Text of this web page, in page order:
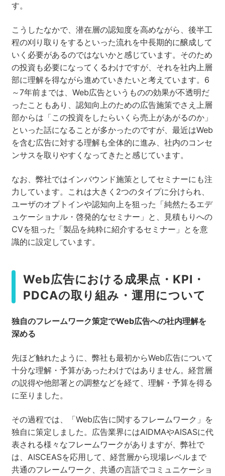
す。
こうしたなかで、潜在層の認知度を高めながら、後半工
程の刈り取りをするといった流れを中長期的に醸成して
いく必要があるのではないかと感じています。そのため
の投資も必要になってくるわけですが、それを社内上層
部に理解を得ながら進めていきたいと考えています。6
～7年前までは、Web広告というものの効果が不透明だ
ったこともあり、認知向上のための広告施策でさえ上層
部からは「この投資をしたらいくら売上があがるのか」
といった話になることが多かったのですが、最近はWeb
を含む広告に対する理解も全体的に進み、社内のコンセ
ンサスを取りやすくなってきたと感じています。
なお、弊社ではインバウンド施策としてセミナーにも注
力しています。これは大きく2つのタイプに分けられ、
ユーザのオプトインや認知向上を狙った「純然たるエデ
ュケーショナル・啓発的なセミナー」と、見積もりへの
CVを狙った「製品を純粋に紹介するセミナー」とを意
識的に設定しています。
Web広告における成果点・KPI・
PDCAの取り組み・運用について
独自のフレームワーク策定でWeb広告への社内理解を
深める
先ほど触れたように、弊社も最初からWeb広告について
十分な理解・予算があったわけではありません。経営層
の説得や他部署との調整などを経て、理解・予算を得る
に至りました。
その過程では、「Web広告に関するフレームワーク」を
独自に策定しました。広告業界にはAIDMAやAISASに代
表される様々なフレームワークがありますが、弊社で
は、AISCEASを応用して、経営層から現場レベルまで
共通のフレームワーク、共通の言語でコミュニケーショ